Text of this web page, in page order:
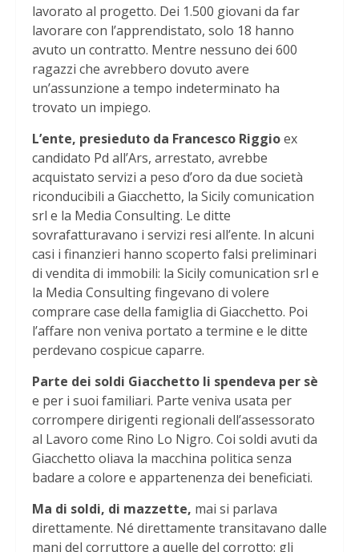
lavorato al progetto. Dei 1.500 giovani da far
lavorare con l’apprendistato, solo 18 hanno
avuto un contratto. Mentre nessuno dei 600
ragazzi che avrebbero dovuto avere
un’assunzione a tempo indeterminato ha
trovato un impiego.
L’ente, presieduto da Francesco Riggioex
candidato Pd all’Ars, arrestato, avrebbe
acquistato servizi a peso d’oro da due società
riconducibili a Giacchetto, la Sicily comunication
srl e la Media Consulting. Le ditte
sovrafatturavano i servizi resi all’ente. In alcuni
casi i finanzieri hanno scoperto falsi preliminari
di vendita di immobili: la Sicily comunication srl e
la Media Consulting fingevano di volere
comprare case della famiglia di Giacchetto. Poi
l’affare non veniva portato a termine e le ditte
perdevano cospicue caparre.
Parte dei soldi Giacchetto li spendeva per sè
e per i suoi familiari. Parte veniva usata per
corrompere dirigenti regionali dell’assessorato
al Lavoro come Rino Lo Nigro. Coi soldi avuti da
Giacchetto oliava la macchina politica senza
badare a colore e appartenenza dei beneficiati.
Ma di soldi, di mazzette, mai si parlava
direttamente. Né direttamente transitavano dalle
mani del corruttore a quelle del corrotto: gli